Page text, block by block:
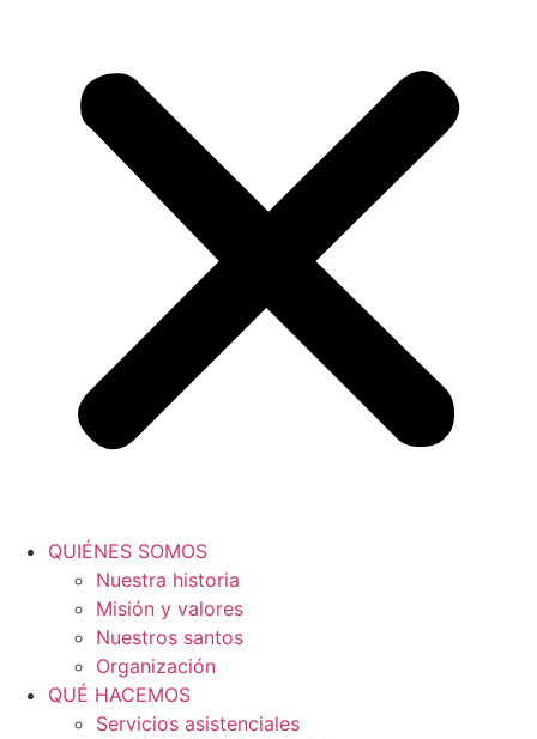
QUIÉNES SOMOS
Nuestra historia
Misión y valores
Nuestros santos
Organización
QUÉ HACEMOS
Servicios asistenciales